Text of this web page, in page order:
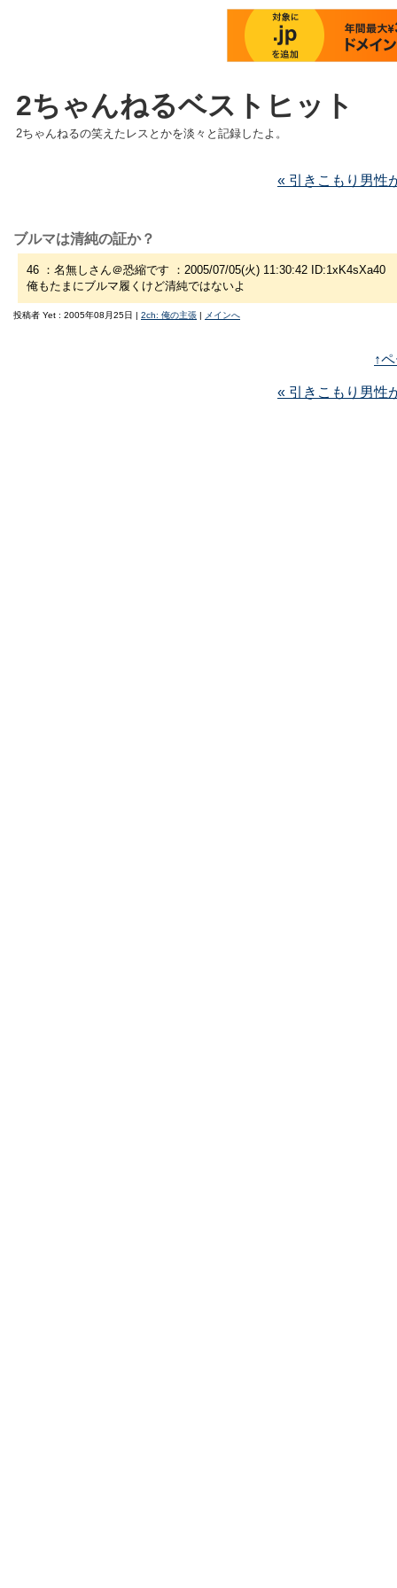
2ちゃんねるベストヒット
2ちゃんねるの笑えたレスとかを淡々と記録したよ。
« 引きこもり男性
ブルマは清純の証か？
46 ：名無しさん＠恐縮です ：2005/07/05(火) 11:30:42 ID:1xK4sXa40
俺もたまにブルマ履くけど清純ではないよ
投稿者 Yet : 2005年08月25日 | 2ch: 俺の主張 | メインへ
↑
« 引きこもり男性